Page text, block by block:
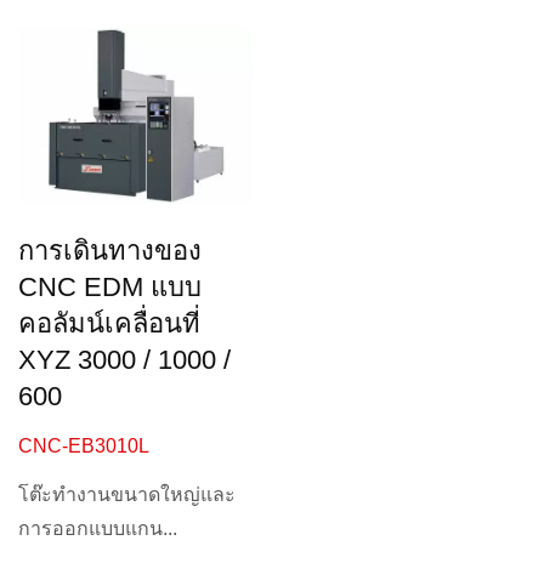
การเดินทางของ
CNC EDM แบบ
คอลัมน์เคลื่อนที่
XYZ 3000 / 1000 /
600
CNC-EB3010L
โต๊ะทำงานขนาดใหญ่และ
การออกแบบแกน...